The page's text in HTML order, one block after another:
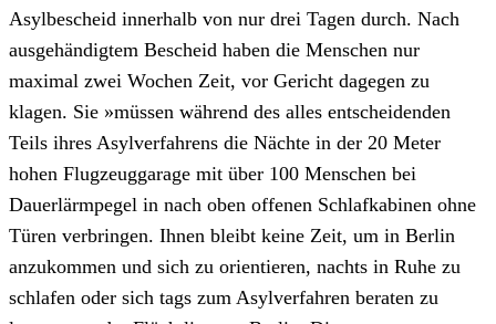
Asylbescheid innerhalb von nur drei Tagen durch. Nach
ausgehändigtem Bescheid haben die Menschen nur
maximal zwei Wochen Zeit, vor Gericht dagegen zu
klagen. Sie »müssen während des alles entscheidenden
Teils ihres Asylverfahrens die Nächte in der 20 Meter
hohen Flugzeuggarage mit über 100 Menschen bei
Dauerlärmpegel in nach oben offenen Schlafkabinen ohne
Türen verbringen. Ihnen bleibt keine Zeit, um in Berlin
anzukommen und sich zu orientieren, nachts in Ruhe zu
schlafen oder sich tags zum Asylverfahren beraten zu